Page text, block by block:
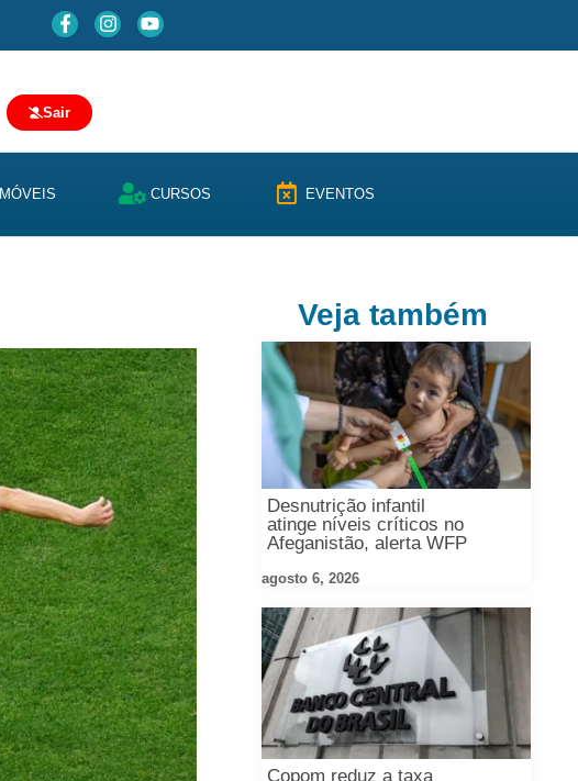
Sair
IMÓVEIS CURSOS EVENTOS
Veja também
Desnutrição infantil
atinge níveis críticos no
Afeganistão, alerta WFP
agosto 6, 2026
Copom reduz a taxa